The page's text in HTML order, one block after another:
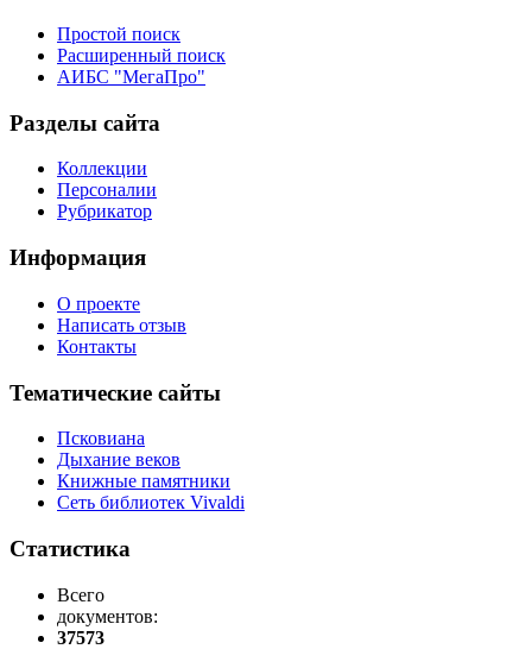
Простой поиск
Расширенный поиск
АИБС "МегаПро"
Разделы сайта
Коллекции
Персоналии
Рубрикатор
Информация
О проекте
Написать отзыв
Контакты
Тематические сайты
Псковиана
Дыхание веков
Книжные памятники
Сеть библиотек Vivaldi
Статистика
Всего
документов:
37573